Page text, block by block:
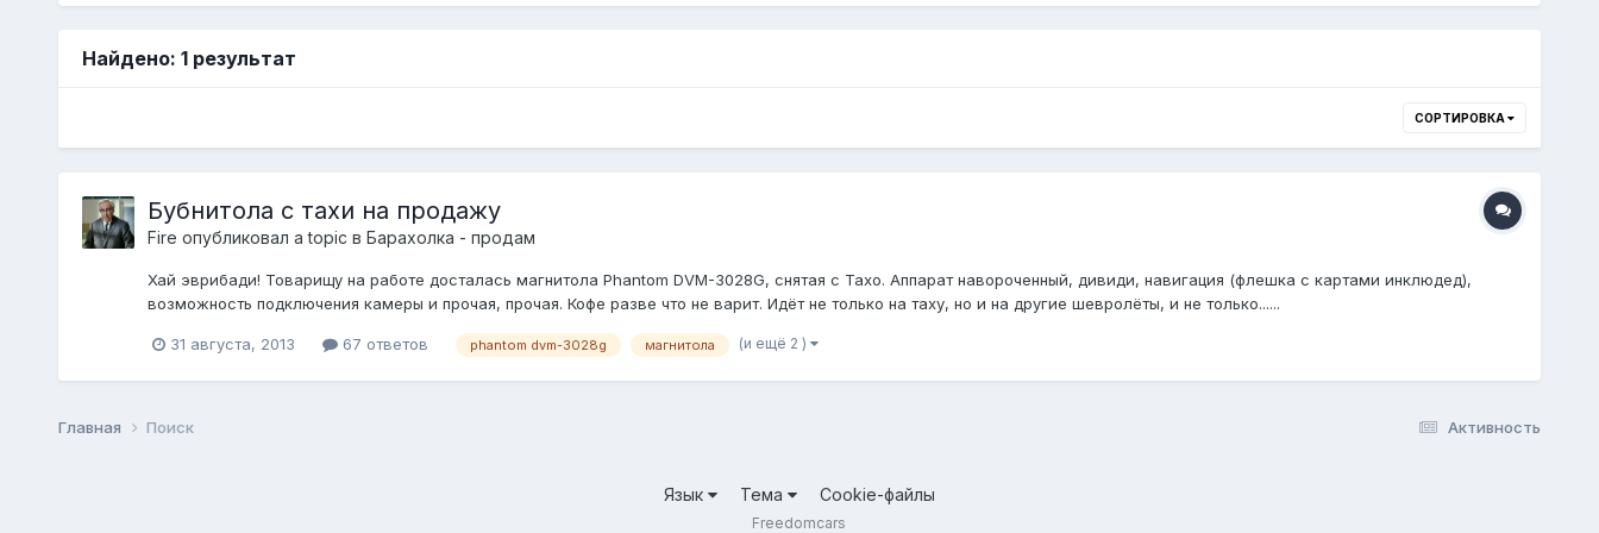
Найдено: 1 результат
СОРТИРОВКА
Бубнитола с тахи на продажу
Fire опубликовал a topic в Барахолка - продам
Хай эврибади! Товарищу на работе досталась магнитола Phantom DVM-3028G, снятая с Тахо. Аппарат навороченный, дивиди, навигация (флешка с картами инклюдед),
возможность подключения камеры и прочая, прочая. Кофе разве что не варит. Идёт не только на таху, но и на другие шевролёты, и не только......
31 августа, 2013 67 ответов phantom dvm-3028g магнитола (и ещё 2 )
Активность
Главная Поиск
Язык Тема Cookie-файлы
Freedomcars